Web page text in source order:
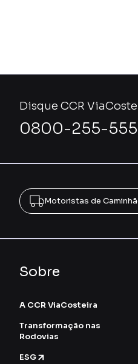
Disque CCR
0800-255-
Motoristas de
Sobre
A CCR ViaCosteira
Transformação nas
Rodovias
ESG